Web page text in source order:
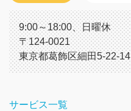
9:00～18:00、日曜休
〒124-0021
東京都葛飾区細田5-22-14
サービス一覧